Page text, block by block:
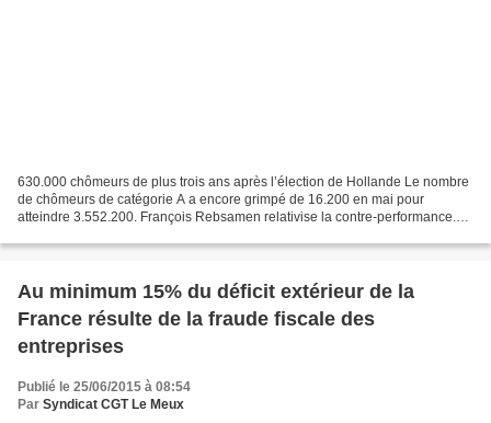
630.000 chômeurs de plus trois ans après l’élection de Hollande Le nombre
de chômeurs de catégorie A a encore grimpé de 16.200 en mai pour
atteindre 3.552.200. François Rebsamen relativise la contre-performance.
Au minimum 15% du déficit extérieur de la
France résulte de la fraude fiscale des
entreprises
Publié le 25/06/2015 à 08:54
Par Syndicat CGT Le Meux